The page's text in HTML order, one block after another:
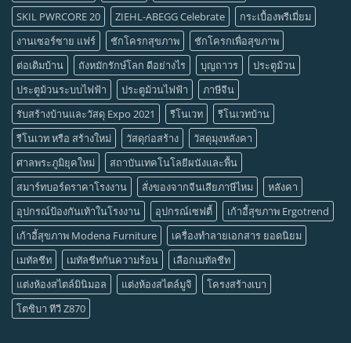
SKIL PWRCORE 20
ZIEHL-ABEGG Celebrate
กระเบื้องพรีเมี่ยม
งานเซอร์ซาย แฟร์
ชักโครกสุขภาพ
ชักโครกเพื่อสุขภาพ
ต่อเติมบ้าน
ถังหมักรักษ์โลก ดีอย่างไร บุญถาวร
ประตูม้วน
ประตูม้วนระบบไฟฟ้า
ประตูม้วนไฟฟ้า
ภาษีจีน
รับสร้างบ้านและวัสดุ Expo 2021
รีโนเวท
รีโนเวทบ้าน
รีโนเวท หรือ สร้างใหม่
วัสดุก่อสร้าง
วัสดุมุงหลังคา
ศาลพระภูมิยุคใหม่
สถาบันเทคโนโลยีผนังและพื้น
สมาร์ทบอร์ดราคาโรงงาน
สั่งของจากจีนเสียภาษีไหม
หลังคา
อุปกรณ์ป้องกันเท้าในโรงงาน
อุปกรณ์เซฟตี้
เก้าอี้สุขภาพ Ergotrend
เก้าอี้สุขภาพ Modena Furniture
เครื่องทำลายเอกสาร ยอดนิยม
เมทัลชีท
เมทัลชีทกันความร้อน
เลือกเมทัลชีท
แต่งห้องสไตล์มินิมอล
แต่งห้องสไตล์มูจิ
โครงสร้างเบา
โตชิบา ทีวี Z870